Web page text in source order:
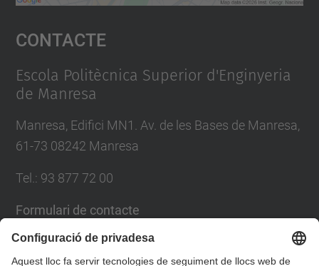
Accepta
powered by
Contacte
Escola Politècnica Superior d'Enginyeria
de Manresa
Manresa, Edifici MN1. Av. de les Bases de Manresa,
61-73 08242 Manresa
Tel.: 93 877 72 00
Formulari de contacte
Llista Xarxes Socials